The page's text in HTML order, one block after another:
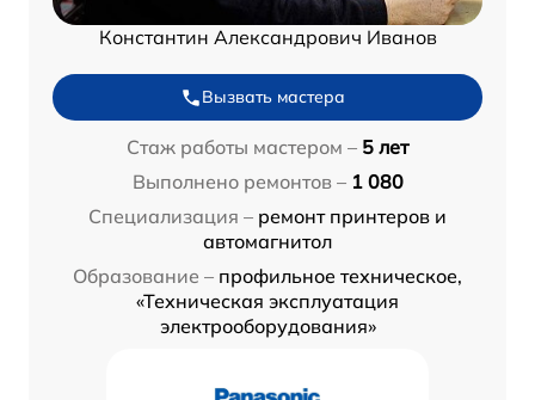
Константин Александрович Иванов
Вызвать мастера
Стаж работы мастером – 5 лет
Выполнено ремонтов – 1 080
Специализация – ремонт принтеров и
автомагнитол
Образование – профильное техническое,
«Техническая эксплуатация
электрооборудования»